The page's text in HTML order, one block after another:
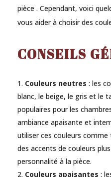
pièce . Cependant, voici
vous aider à choisir des
CONSEILS
Couleurs neutres : les
blanc, le beige, le gris et le
populaires pour les
ambiance apaisante et
utiliser ces couleurs
des accents de couleurs
personnalité à la pièce.
Couleurs apaisantes :